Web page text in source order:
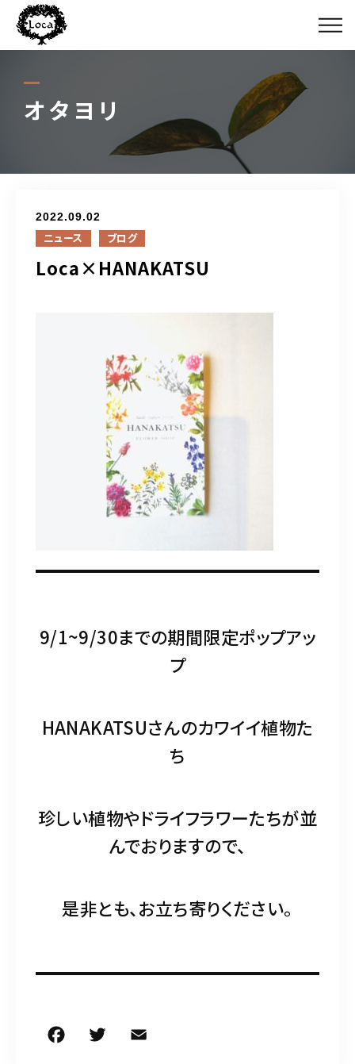
オタヨリ
2022.09.02
ニュース ブログ
Loca×HANAKATSU
9/1~9/30までの期間限定ポップアッ
プ
HANAKATSUさんのカワイイ植物た
ち
珍しい植物やドライフラワーたちが並
んでおりますので、
是非とも、お立ち寄りください。
ボクタチ
カミガタ
ミチシルベ
0745-46-1117
ヨヤク